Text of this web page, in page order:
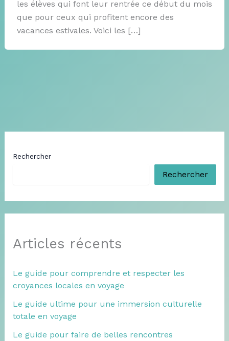
les élèves qui font leur rentrée ce début du mois
que pour ceux qui profitent encore des
vacances estivales. Voici les […]
Rechercher
Rechercher
Articles récents
Le guide pour comprendre et respecter les
croyances locales en voyage
Le guide ultime pour une immersion culturelle
totale en voyage
Le guide pour faire de belles rencontres